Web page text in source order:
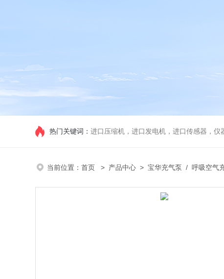
热门关键词： 进口压缩机，进口发电机，进口传感器，仪
当前位置： 首页 > 产品中心 > 宝华充气泵 / 呼吸空气